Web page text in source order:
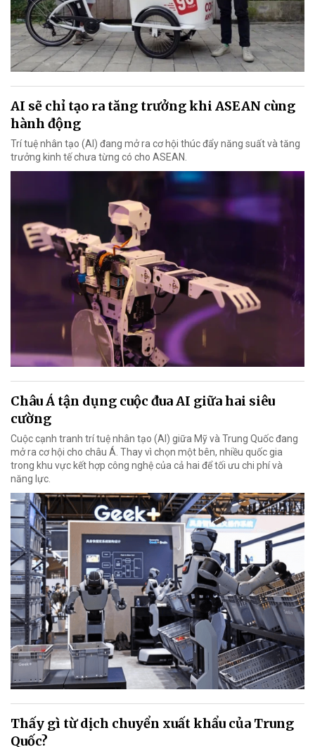
AI sẽ chỉ tạo ra tăng trưởng khi ASEAN cùng
hành động
Trí tuệ nhân tạo (AI) đang mở ra cơ hội thúc đẩy năng suất và tăng
trưởng kinh tế chưa từng có cho ASEAN.
Châu Á tận dụng cuộc đua AI giữa hai siêu
cường
Cuộc cạnh tranh trí tuệ nhân tạo (AI) giữa Mỹ và Trung Quốc đang
mở ra cơ hội cho châu Á. Thay vì chọn một bên, nhiều quốc gia
trong khu vực kết hợp công nghệ của cả hai để tối ưu chi phí và
năng lực.
Thấy gì từ dịch chuyển xuất khẩu của Trung
Quốc?